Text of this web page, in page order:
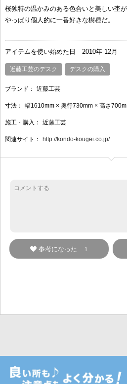
桜独特の温かみのある色合いと美しい杢
やっぱり個人的に一番好きな樹種だ。
アイテムを使い始めた日 2010年 12月
近藤工芸のデスク デスクの購入
ブランド： 近藤工芸
寸法： 幅1610mm × 奥行730mm × 高さ
施工・購入： 近藤工芸
関連サイト： http://kondo-kougei.co.jp/
参考になった 1